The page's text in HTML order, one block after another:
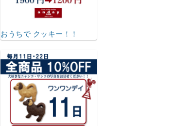
おうちで クッキー！！